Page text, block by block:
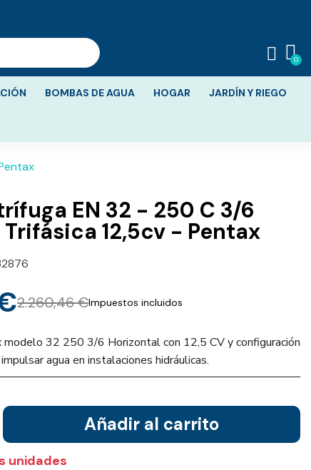
BOMBAS DE AGUA HOGAR JARDÍN Y RIEGO
EN 32 - 250 C 3/6
12,5cv - Pentax
2.260,46 €Impuestos incluidos
modelo 32 250 3/6 Horizontal con 12,5 CV y configuración
agua en instalaciones hidráulicas.
Añadir al carrito
unidades